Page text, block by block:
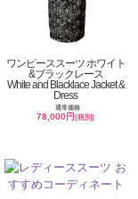
ワンピーススーツ ホワイト
&ブラックレース
White and Blacklace Jacket &
Dress
通常価格
78,000円(税別)